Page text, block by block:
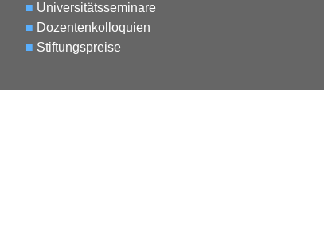
■ Universitätsseminare
■ Dozentenkolloquien
■ Stiftungspreise